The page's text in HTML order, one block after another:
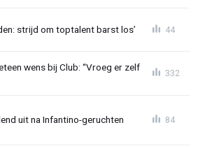
strijd om toptalent barst los’ 44
wens bij Club: “Vroeg er zelf
332
uit na Infantino-geruchten 84